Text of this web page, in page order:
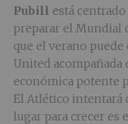
Pubill está
preparar el Mundial
que el verano
United acompañada
económica potente
El Atlético intentará
lugar para crecer es